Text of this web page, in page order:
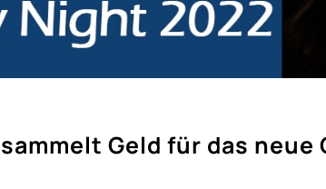
Geld für das